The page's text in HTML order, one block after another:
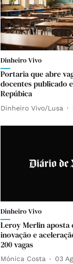
Dinheiro Vivo
Portaria que abre
docentes publicado
Repúbica
Dinheiro Vivo/Lusa
Dinheiro Vivo
Leroy Merlin aposta
inovação e
200 vagas
Mónica Costa 03